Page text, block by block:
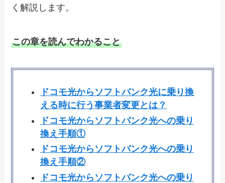
く解説します。
この章を読んでわかること
ドコモ光からソフトバンク光に乗り換
える時に行う事業者変更とは？
ドコモ光からソフトバンク光への乗り
換え手順①
ドコモ光からソフトバンク光への乗り
換え手順②
ドコモ光からソフトバンク光への乗り